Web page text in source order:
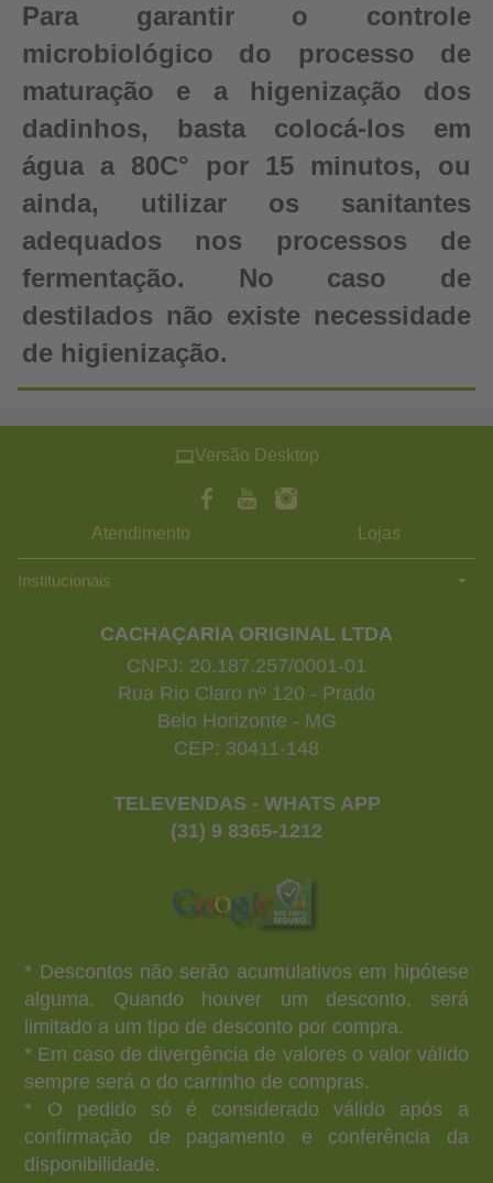
Para garantir o controle
microbiológico do processo de
maturação e a higenização dos
dadinhos, basta colocá-los em
água a 80C° por 15 minutos, ou
ainda, utilizar os sanitantes
adequados nos processos de
fermentação. No caso de
destilados não existe necessidade
de higienização.
Versão Desktop
Atendimento Lojas
Institucionais
CACHAÇARIA ORIGINAL LTDA
CNPJ: 20.187.257/0001-01
Rua Rio Claro nº 120 - Prado
Belo Horizonte - MG
CEP: 30411-148
TELEVENDAS - WHATS APP
(31) 9 8365-1212
* Descontos não serão acumulativos em hipótese
alguma. Quando houver um desconto, será
limitado a um tipo de desconto por compra.
* Em caso de divergência de valores o valor válido
sempre será o do carrinho de compras.
* O pedido só é considerado válido após a
confirmação de pagamento e conferência da
disponibilidade.